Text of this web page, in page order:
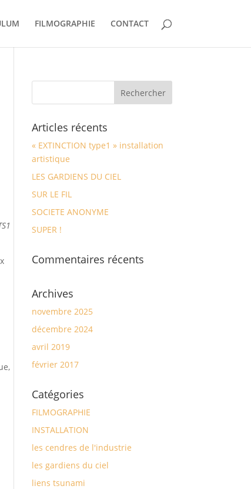
FILMOGRAPHIE CONTACT
Articles récents
« EXTINCTION type1 » installation
artistique
LES GARDIENS DU CIEL
SUR LE FIL
SOCIETE ANONYME
SUPER !
Commentaires récents
Archives
novembre 2025
décembre 2024
avril 2019
février 2017
Catégories
FILMOGRAPHIE
INSTALLATION
les cendres de l'industrie
les gardiens du ciel
liens tsunami